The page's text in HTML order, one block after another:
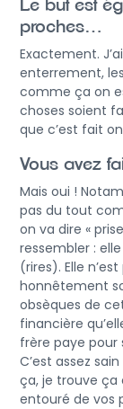
Le but est
proches…
Exactement.
enterrement,
comme ça on
choses soient
que c’est fait
Vous avez
Mais oui !
pas du tout
on va dire «
ressembler :
(rires). Elle
honnêtement
obsèques de
financière
frère paye pour
C’est assez
ça, je trouve ça
entouré de vos